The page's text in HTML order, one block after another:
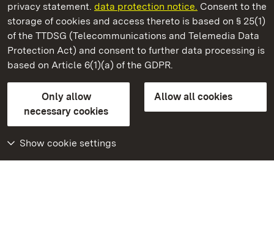
privacy statement. data protection notice. Consent to the
storage of cookies and access thereto is based on § 25(1)
of the TTDSG (Telecommunications and Telemedia Data
Protection Act) and consent to further data processing is
based on Article 6(1)(a) of the GDPR.
Only allow
necessary cookies
Allow all cookies
Show cookie settings
Ludwigsburg Residential Palace
State Palaces and Gardens of Baden-Wuerttemberg
Contact usFAQMasthead
Declaration on barrier-free access
BITV-konform (geprüfte Seiten)